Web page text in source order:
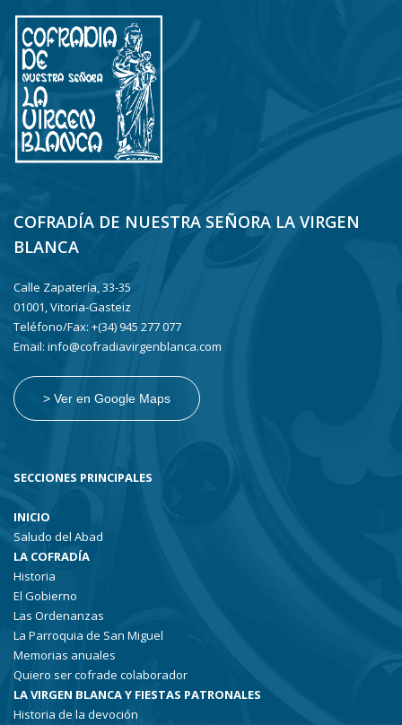
COFRADÍA DE NUESTRA SEÑORA LA VIRGEN
BLANCA
Calle Zapatería, 33-35
01001, Vitoria-Gasteiz
Teléfono/Fax: +(34) 945 277 077
Email: info@cofradiavirgenblanca.com
> Ver en Google Maps
SECCIONES PRINCIPALES
INICIO
Saludo del Abad
LA COFRADÍA
Historia
El Gobierno
Las Ordenanzas
La Parroquia de San Miguel
Memorias anuales
Quiero ser cofrade colaborador
LA VIRGEN BLANCA Y FIESTAS PATRONALES
Historia de la devoción